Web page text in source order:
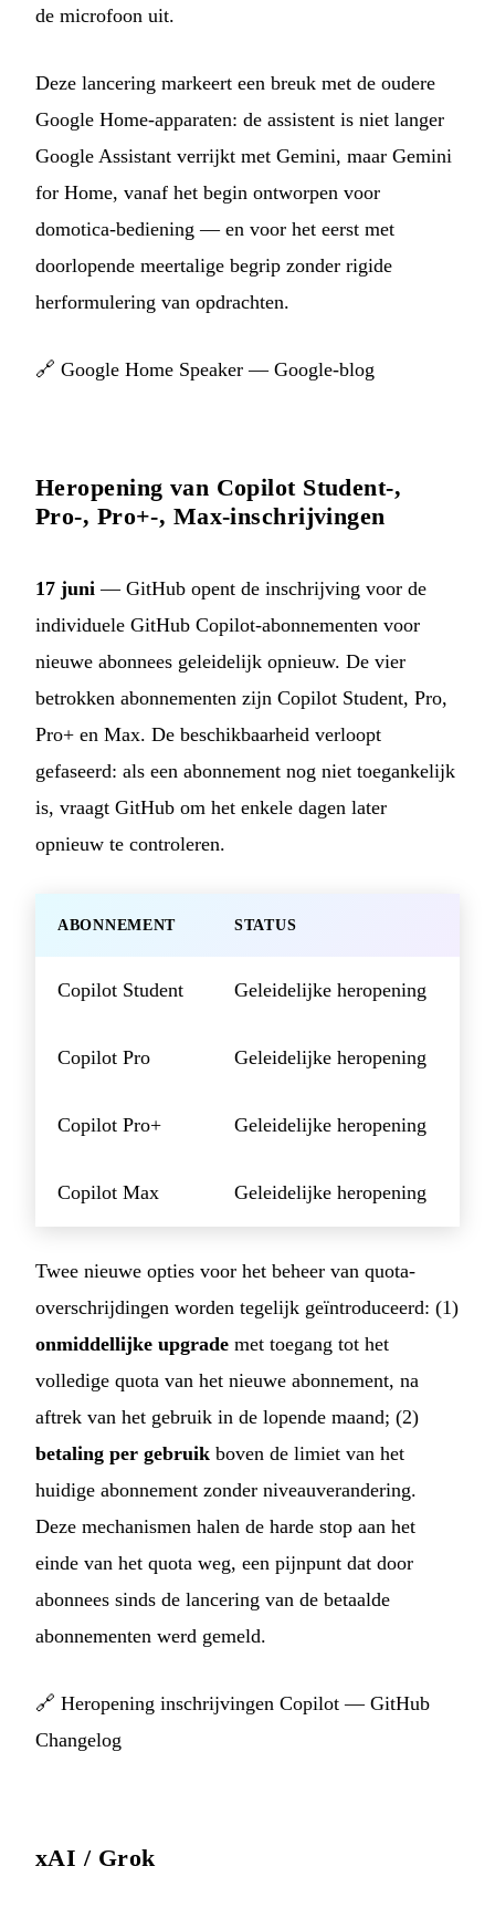
de microfoon uit.
Deze lancering markeert een breuk met de oudere
Google Home-apparaten: de assistent is niet langer
Google Assistant verrijkt met Gemini, maar Gemini
for Home, vanaf het begin ontworpen voor
domotica-bediening — en voor het eerst met
doorlopende meertalige begrip zonder rigide
herformulering van opdrachten.
🔗 Google Home Speaker — Google-blog
Heropening van Copilot Student-,
Pro-, Pro+-, Max-inschrijvingen
17 juni — GitHub opent de inschrijving voor de
individuele GitHub Copilot-abonnementen voor
nieuwe abonnees geleidelijk opnieuw. De vier
betrokken abonnementen zijn Copilot Student, Pro,
Pro+ en Max. De beschikbaarheid verloopt
gefaseerd: als een abonnement nog niet toegankelijk
is, vraagt GitHub om het enkele dagen later
opnieuw te controleren.
ABONNEMENT STATUS
Copilot Student Geleidelijke heropening
Copilot Pro Geleidelijke heropening
Copilot Pro+ Geleidelijke heropening
Copilot Max Geleidelijke heropening
Twee nieuwe opties voor het beheer van quota-
overschrijdingen worden tegelijk geïntroduceerd: (1)
onmiddellijke upgrade met toegang tot het
volledige quota van het nieuwe abonnement, na
aftrek van het gebruik in de lopende maand; (2)
betaling per gebruik boven de limiet van het
huidige abonnement zonder niveauverandering.
Deze mechanismen halen de harde stop aan het
einde van het quota weg, een pijnpunt dat door
abonnees sinds de lancering van de betaalde
abonnementen werd gemeld.
🔗 Heropening inschrijvingen Copilot — GitHub
Changelog
xAI / Grok